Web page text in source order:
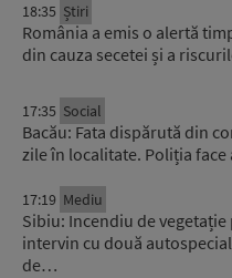
18:35 Știri
România a emis o alertă
din cauza secetei și a
17:35 Social
Bacău: Fata dispărută din
zile în localitate. Poliția
17:19 Mediu
Sibiu: Incendiu de
intervin cu două
de…